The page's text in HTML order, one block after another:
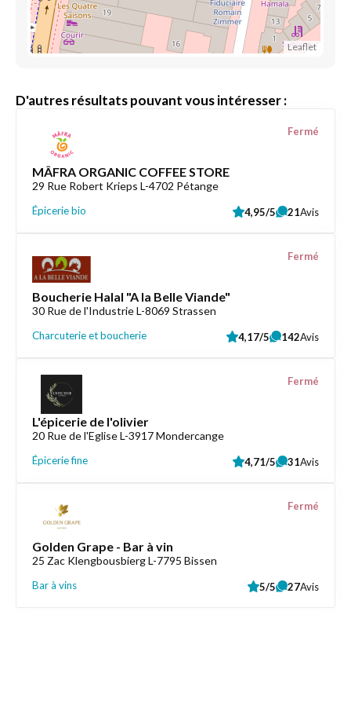
Leaflet
D'autres résultats pouvant vous intéresser :
MÂFRA ORGANIC COFFEE STORE
29 Rue Robert Krieps L-4702 Pétange
Épicerie bio
Fermé
4,95/5 21Avis
Boucherie Halal "A la Belle Viande"
30 Rue de l'Industrie L-8069 Strassen
Charcuterie et boucherie
Fermé
4,17/5 142Avis
L'épicerie de l'olivier
20 Rue de l'Eglise L-3917 Mondercange
Épicerie fine
Fermé
4,71/5 31Avis
Golden Grape - Bar à vin
25 Zac Klengbousbierg L-7795 Bissen
Bar à vins
Fermé
5/5 27Avis